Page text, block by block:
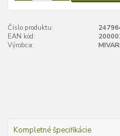
Číslo produktu:
EAN kód:
Výrobca:
Kompletné špecifikácie